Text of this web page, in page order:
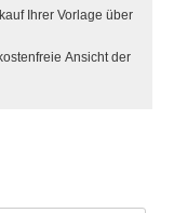
Ihrer Vorlage über
Ansicht der